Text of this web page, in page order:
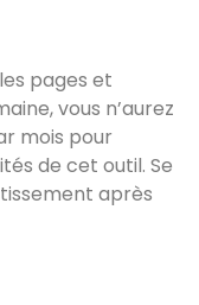
pages et
vous n’aurez
mois pour
de cet outil. Se
après